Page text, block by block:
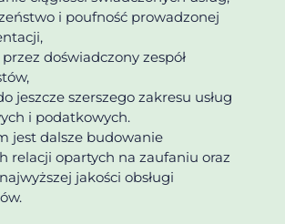
i poufność prowadzonej
przez doświadczony zespół
jeszcze szerszego zakresu usług
i podatkowych.
jest dalsze budowanie
relacji opartych na zaufaniu oraz
jakości obsługi